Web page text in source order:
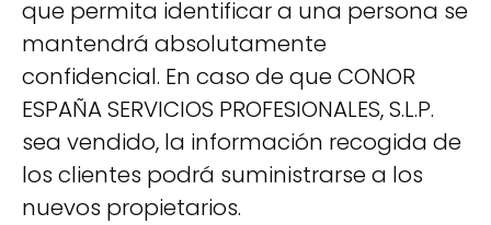
que permita identificar a una persona se
mantendrá absolutamente
confidencial. En caso de que CONOR
ESPAÑA SERVICIOS PROFESIONALES, S.L.P.
sea vendido, la información recogida de
los clientes podrá suministrarse a los
nuevos propietarios.